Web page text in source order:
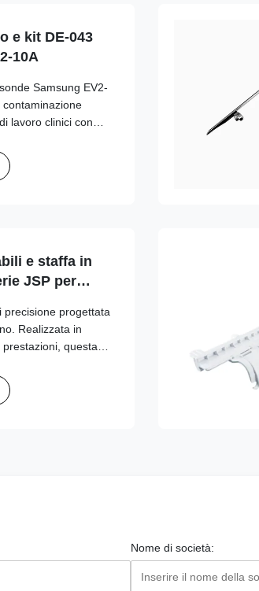
e kit DE-043
10A
Samsung EV2-
lavoro clinici con
e staffa in
JSP per
precisione progettata
Realizzata in
questa
del percorso
Nome di società: